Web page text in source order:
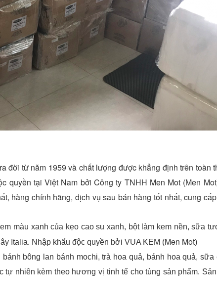
từ năm 1959 và chất lượng được khẳng định trên toàn
quyền tại Việt Nam bởi Công ty TNHH Men Mot (Men Mot
hàng chính hãng, dịch vụ sau bán hàng tốt nhất, cung
màu xanh của kẹo cao su xanh, bột làm kem nền, sữa
Italia. Nhập khẩu độc quyền bởi VUA KEM (Men Mot)
bông lan bánh mochi, trà hoa quả, bánh hoa quả,
nhiên kèm theo hương vị tinh tế cho tùng sản phẩm.